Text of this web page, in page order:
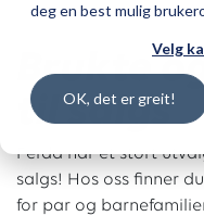
deg en best mulig
Velg
OK, det er greit!
Brukte
til salgs
Ferda har et stort
salgs! Hos oss finner
for par og